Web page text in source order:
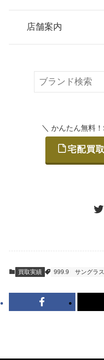
お申込み
または梱包材不要
ご発送
査定結果
到着即日に査定い
得いただければ、
店舗案内
＼ かんたん無料
宅配買
ツイッター
買取実績 999.9 サングラス